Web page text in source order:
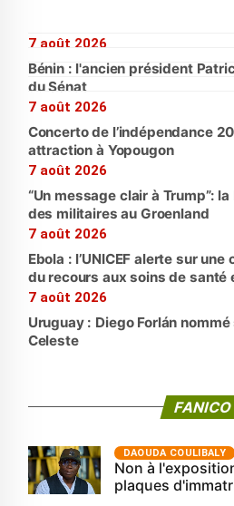
7 août 2026
Bénin : l'ancien président
du Sénat
7 août 2026
Concerto de l’indépendance
attraction à Yopougon
7 août 2026
“Un message clair à Trump”:
des militaires au Groenland
7 août 2026
Ebola : l’UNICEF alerte sur
du recours aux soins de santé
7 août 2026
Uruguay : Diego Forlán
Celeste
FANICO
‎DAOUDA COULIBALY
Non à
plaques